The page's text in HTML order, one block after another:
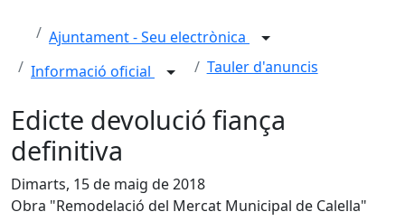
Ajuntament - Seu electrònica
Informació oficial
Tauler d'anuncis
Edicte devolució fiança
definitiva
Dimarts, 15 de maig de 2018
Obra "Remodelació del Mercat Municipal de Calella"